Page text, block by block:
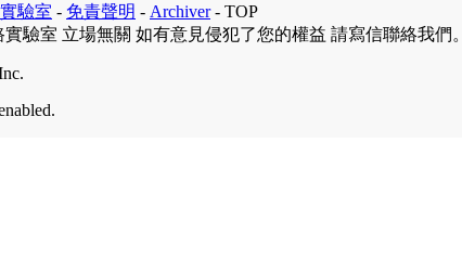
驗室 - 免責聲明 - Archiver- TOP
驗室 立場無關 如有意見侵犯了您的權益 請寫信聯絡我們。